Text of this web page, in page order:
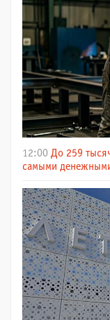
12:00 До 259
самыми